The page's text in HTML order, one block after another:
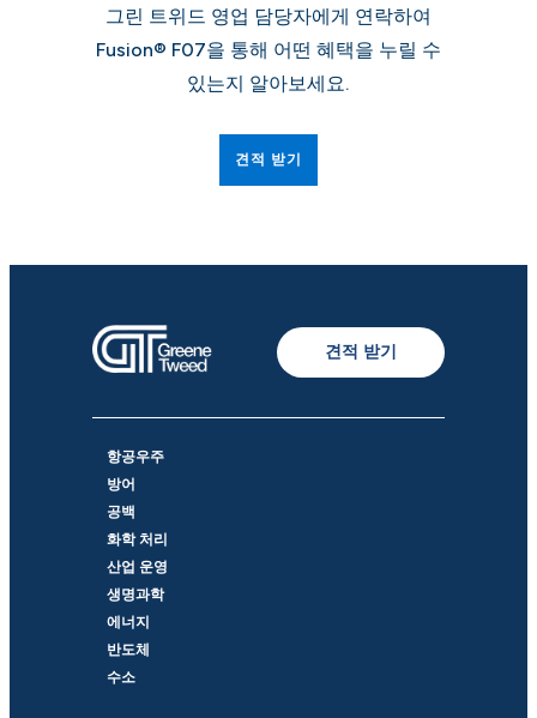
그린 트위드 영업 담당자에게 연락하여
Fusion® F07을 통해 어떤 혜택을 누릴 수
있는지 알아보세요.
견적 받기
견적 받기
항공우주
방어
공백
화학 처리
산업 운영
생명과학
에너지
반도체
수소